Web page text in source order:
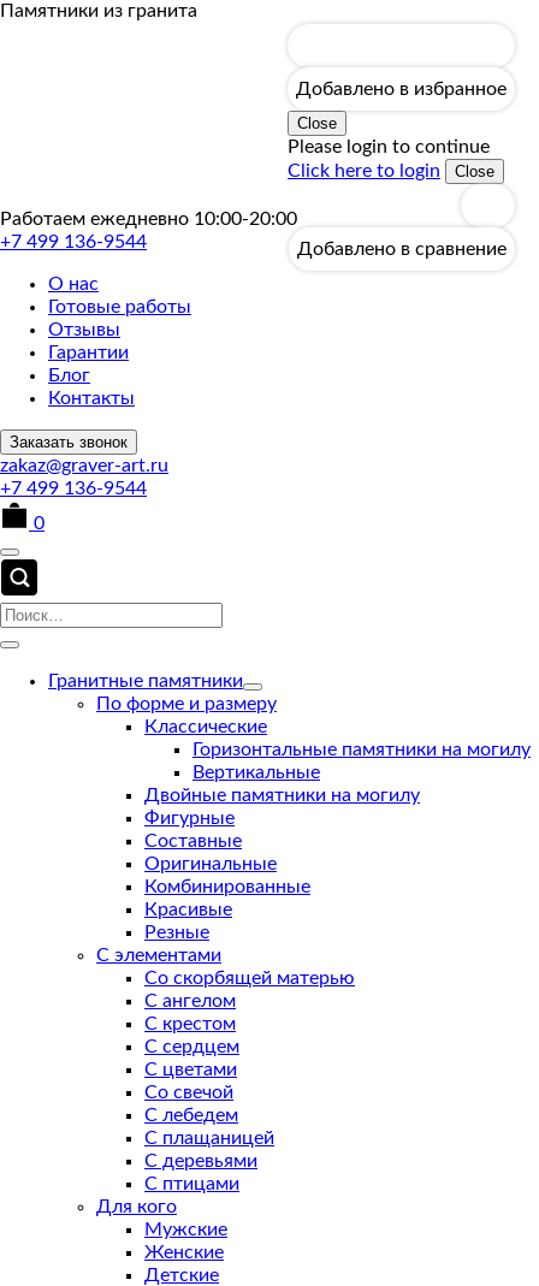
Пропустить
Памятники из гранита
Работаем ежедневно 10:00-20:00
+7 499 136-9544
О нас
Готовые работы
Отзывы
Гарантии
Блог
Контакты
Заказать звонок
zakaz@graver-art.ru
+7 499 136-9544
0
Гранитные памятники
По форме и размеру
Классические
Горизонтальные памятники на могилу
Вертикальные
Двойные памятники на могилу
Фигурные
Составные
Оригинальные
Комбинированные
Красивые
Резные
С элементами
Со скорбящей матерью
С ангелом
С крестом
С сердцем
С цветами
Со свечой
С лебедем
С плащаницей
С деревьями
С птицами
Для кого
Мужские
Женские
Детские
Добавлено в избранное
Close
Please login to continue
Click here to login
Close
Добавлено в сравнение